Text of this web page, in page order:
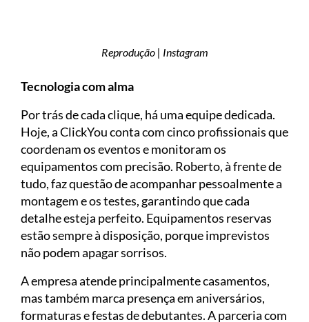
Reprodução | Instagram
Tecnologia com alma
Por trás de cada clique, há uma equipe dedicada.
Hoje, a ClickYou conta com cinco profissionais que
coordenam os eventos e monitoram os
equipamentos com precisão. Roberto, à frente de
tudo, faz questão de acompanhar pessoalmente a
montagem e os testes, garantindo que cada
detalhe esteja perfeito. Equipamentos reservas
estão sempre à disposição, porque imprevistos
não podem apagar sorrisos.
A empresa atende principalmente casamentos,
mas também marca presença em aniversários,
formaturas e festas de debutantes. A parceria com